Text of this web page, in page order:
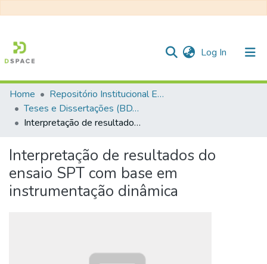
Log In (current)
Communities & Collections
All of DSpace
Statistics
Home
Repositório Institucional EESC
Teses e Dissertações (BDTD USP)
Interpretação de resultados do ensaio SPT com base em instrumentação dinâmica
Interpretação de resultados do
ensaio SPT com base em
instrumentação dinâmica